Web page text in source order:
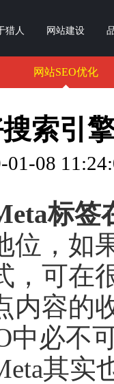
猎人 网站建设
网站SEO优化
索引
01-08
标签
位，如
，可在
内容的
中必不
其实